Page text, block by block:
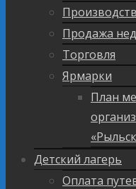
Продажа
Торговля
Ярмарки
План
Детский лагерь
Оплата